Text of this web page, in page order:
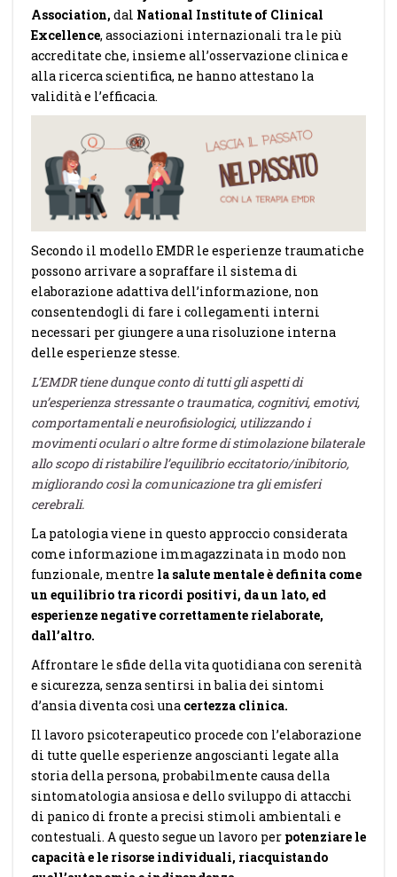
Association, dal National Institute of Clinical
Excellence, associazioni internazionali tra le più
accreditate che, insieme all’osservazione clinica e
alla ricerca scientifica, ne hanno attestano la
validità e l’efficacia.
Secondo il modello EMDR le esperienze traumatiche
possono arrivare a sopraffare il sistema di
elaborazione adattiva dell’informazione, non
consentendogli di fare i collegamenti interni
necessari per giungere a una risoluzione interna
delle esperienze stesse.
L’EMDR tiene dunque conto di tutti gli aspetti di
un’esperienza stressante o traumatica, cognitivi, emotivi,
comportamentali e neurofisiologici, utilizzando i
movimenti oculari o altre forme di stimolazione bilaterale
allo scopo di ristabilire l’equilibrio eccitatorio/inibitorio,
migliorando così la comunicazione tra gli emisferi
cerebrali.
La patologia viene in questo approccio considerata
come informazione immagazzinata in modo non
funzionale, mentre la salute mentale è definita come
un equilibrio tra ricordi positivi, da un lato, ed
esperienze negative correttamente rielaborate,
dall’altro.
Affrontare le sfide della vita quotidiana con serenità
e sicurezza, senza sentirsi in balia dei sintomi
d’ansia diventa così una certezza clinica.
Il lavoro psicoterapeutico procede con l’elaborazione
di tutte quelle esperienze angoscianti legate alla
storia della persona, probabilmente causa della
sintomatologia ansiosa e dello sviluppo di attacchi
di panico di fronte a precisi stimoli ambientali e
contestuali. A questo segue un lavoro per potenziare le
capacità e le risorse individuali, riacquistando